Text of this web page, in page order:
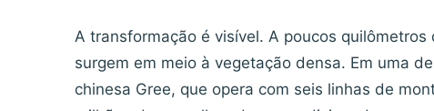
A transformação é visível. A poucos
surgem em meio à vegetação densa. Em uma
chinesa Gree, que opera com seis linhas de